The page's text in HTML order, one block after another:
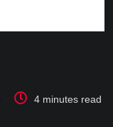
4 minutes read